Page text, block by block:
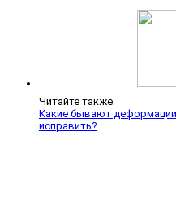
Читайте также:
Какие бывают деформации
исправить?